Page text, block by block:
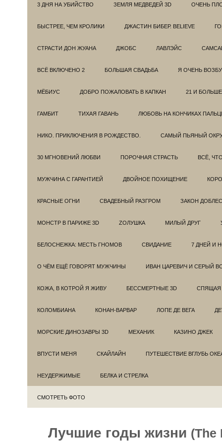
3 ДНЯ НА УБИЙСТВО ЗЕМЛЯ МЕДВЕДЕЙ 3D ОЧЕНЬ
БЫСТРЕЕ, ЧЕМ КРОЛИКИ ДЖАСТИН БИБЕР. BELIEVE
СТРАСТИ ДОН ЖУАНА ДЖОБС ЛАВЛЭЙС
ВСЁ ВКЛЮЧЕНО 2 БОЛЬШАЯ СВАДЬБА Я ОЧЕНЬ
МЁБИУС ДОБРО ПОЖАЛОВАТЬ В КАПКАН 21 И БОЛЬШЕ
ГАМБИТ ТИХАЯ ГАВАНЬ ЛЮБОВЬ НА КОНЧИКАХ
НИКО. ПРИКЛЮЧЕНИЯ В РОЖДЕСТВО. САМЫЙ ПЬЯНЫЙ
30 МГНОВЕНИЙ ЛЮБВИ ПОРОЧНАЯ СТРАСТЬ ВСЁ,
МУЖЧИНА С ГАРАНТИЕЙ ДВОЙНОЕ ПОХИЩЕНИЕ
КРАСНЫЕ ОГНИ СВАДЕБНЫЙ РАЗГРОМ ЗАКОН
МОНСТР В ПАРИЖЕ 3D ZОЛУШКА МИЛЫЙ ДРУГ
БЕЛОСНЕЖКА: МЕСТЬ ГНОМОВ СВИДАНИЕ 7 ДНЕЙ И
О ЧЁМ ЕЩЁ ГОВОРЯТ МУЖЧИНЫ ИВАН ЦАРЕВИЧ И СЕРЫЙ
КОЖА, В КОТРОЙ Я ЖИВУ БЕССМЕРТНЫЕ 3D СПЯЩАЯ
КОЛОМБИАНА КОНАН-ВАРВАР ЛОПЕ ДЕ ВЕГА
МОРСКИЕ ДИНОЗАВРЫ 3D МЕХАНИК КАЗИНО ДЖЕК
ВПУСТИ МЕНЯ СКАЙЛАЙН ПУТЕШЕСТВИЕ ВГЛУБЬ
НЕУДЕРЖИМЫЕ БЕЛКА И СТРЕЛКА
СМОТРЕТЬ ФОТО
Лучшие годы жизни (The